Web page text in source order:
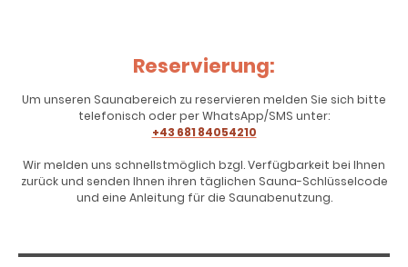
Reservierung:
Um unseren Saunabereich zu reservieren melden Sie sich bitte
telefonisch oder per WhatsApp/SMS unter:
+43 681 84054210
Wir melden uns schnellstmöglich bzgl. Verfügbarkeit bei Ihnen
zurück und senden Ihnen ihren täglichen Sauna-Schlüsselcode
und eine Anleitung für die Saunabenutzung.